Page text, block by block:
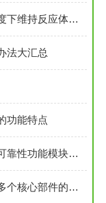
深冷反应釜功能部件协同工作在低温度下维持反应体系的稳定性
法大汇总
功能特点
磁力高压反应釜良好性能源于多个高可靠性功能模块的精密集成
实验室高压反应釜的稳定与安全源于多个核心部件的科学设计